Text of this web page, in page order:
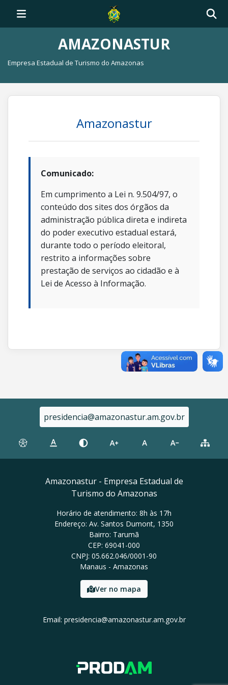
AMAZONASTUR
Empresa Estadual de Turismo do Amazonas
Amazonastur
Comunicado:
Em cumprimento a Lei n. 9.504/97, o
conteúdo dos sites dos órgãos da
administração pública direta e indireta
do poder executivo estadual estará,
durante todo o período eleitoral,
restrito a informações sobre
prestação de serviços ao cidadão e à
Lei de Acesso à Informação.
presidencia@amazonastur.am.gov.br
Amazonastur - Empresa Estadual de
Turismo do Amazonas
Horário de atendimento: 8h às 17h
Endereço: Av. Santos Dumont, 1350
Bairro: Tarumã
CEP: 69041-000
CNPJ: 05.662.046/0001-90
Manaus - Amazonas
Ver no mapa
Email: presidencia@amazonastur.am.gov.br